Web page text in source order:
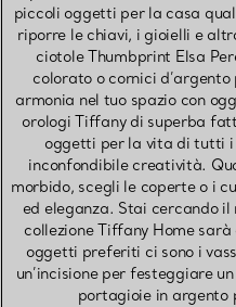
piccoli oggetti per la casa
riporre le chiavi, i gioielli e
ciotole Thumbprint Elsa
colorato o cornici
armonia nel tuo spazio con
orologi Tiffany di superba
oggetti per la vita di tutti
inconfondibile creatività.
morbido, scegli le coperte o i
ed eleganza. Stai cercando
collezione Tiffany Home
oggetti preferiti ci sono i
un’incisione per festeggiare
portagioie in argento